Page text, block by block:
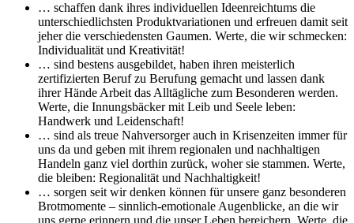
… schaffen dank ihres individuellen Ideenreichtums die
unterschiedlichsten Produktvariationen und erfreuen damit seit
jeher die verschiedensten Gaumen. Werte, die wir schmecken:
Individualität und Kreativität!
… sind bestens ausgebildet, haben ihren meisterlich
zertifizierten Beruf zu Berufung gemacht und lassen dank
ihrer Hände Arbeit das Alltägliche zum Besonderen werden.
Werte, die Innungsbäcker mit Leib und Seele leben:
Handwerk und Leidenschaft!
… sind als treue Nahversorger auch in Krisenzeiten immer für
uns da und geben mit ihrem regionalen und nachhaltigen
Handeln ganz viel dorthin zurück, woher sie stammen. Werte,
die bleiben: Regionalität und Nachhaltigkeit!
… sorgen seit wir denken können für unsere ganz besonderen
Brotmomente – sinnlich-emotionale Augenblicke, an die wir